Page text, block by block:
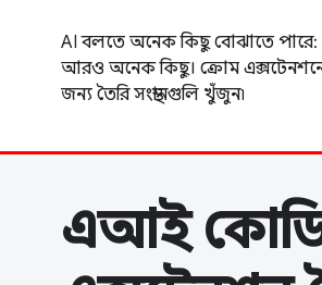
AI বলতে অনেক কিছু বোঝাতে পারে:
আরও অনেক কিছু। ক্রোম
জন্য তৈরি সংস্থানগুলি খুঁজুন৷
এআই